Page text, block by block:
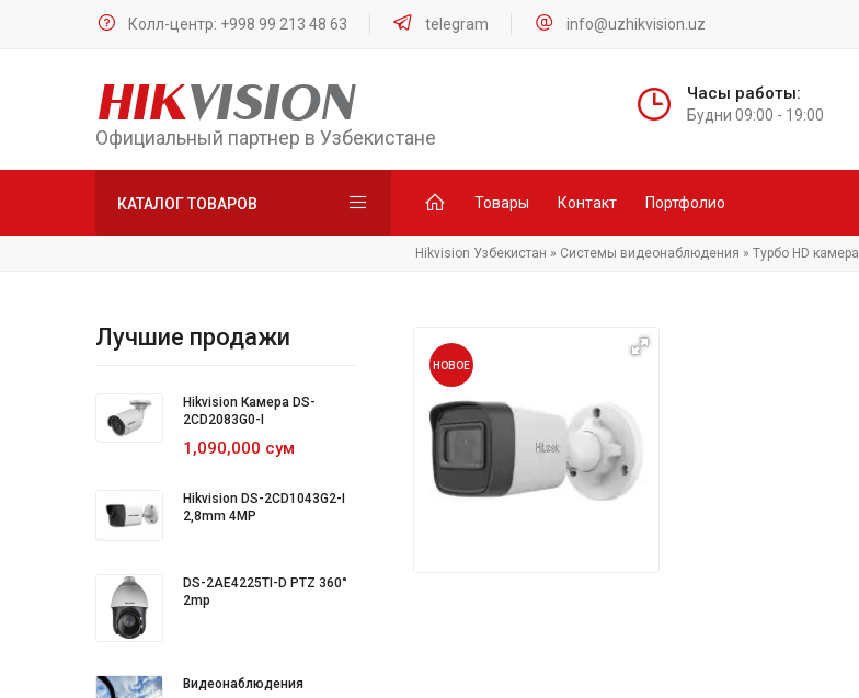
Колл-центр: +998 99 213 48 63 telegram info@uzhikvision.uz
HIKVISION
Официальный партнер в Узбекистане
Часы работы:
Будни 09:00 - 19:00
КАТАЛОГ ТОВАРОВ Товары Контакт Портфолио
Hikvision Узбекистан » Системы видеонаблюдения » Турбо HD камера
НОВОЕ
Лучшие продажи
Hikvision Камера DS-
2CD2083G0-I
1,090,000 сум
Hikvision DS-2CD1043G2-I
2,8mm 4MP
DS-2AE4225TI-D PTZ 360°
2mp
Видеонаблюдения